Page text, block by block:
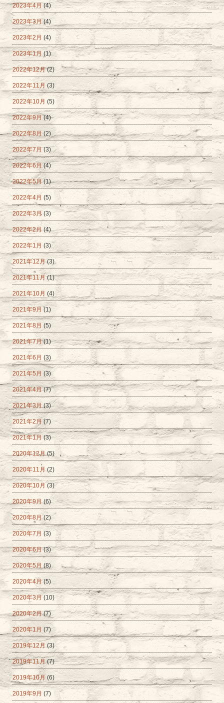
2023年4月 (4)
2023年3月(4)
2023年2月 (4)
2023年1月 (1)
2022年12月(2)
2022年11月 (3)
2022年10月 (5)
2022年9月 (4)
2022年8月(2)
2022年7月(3)
2022年6月(4)
2022年5月(1)
2022年4月 (5)
2022年3月 (3)
2022年2月(4)
2022年1月 (3)
2021年12月(3)
2021年11月(1)
2021年10月 (4)
2021年9月 (1)
2021年8月 (5)
2021年7月(1)
2021年6月 (3)
2021年5月 (3)
2021年4月(7)
2021年3月(3)
2021年2月 (7)
2021年1月(3)
2020年12月(5)
2020年11月 (2)
2020年10月 (3)
2020年9月(6)
2020年8月(2)
2020年7月 (3)
2020年6月(3)
2020年5月 (8)
2020年4月(5)
2020年3月 (10)
2020年2月(7)
2020年1月(7)
2019年12月(3)
2019年11月(7)
2019年10月 (6)
2019年9月 (7)